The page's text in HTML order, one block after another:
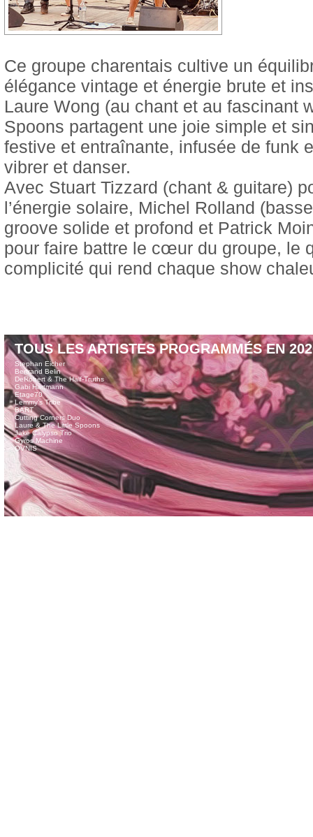
Ce groupe charentais cultive un
élégance vintage et énergie brute et
Laure Wong (au chant et au fascinant
Spoons partagent une joie simple et
festive et entraînante, infusée de funk
vibrer et danser.
Avec Stuart Tizzard (chant & guitare)
l’énergie solaire, Michel Rolland
groove solide et profond et Patrick
pour faire battre le cœur du groupe, le
complicité qui rend chaque show
TOUS LES ARTISTES PROGRAMMÉS EN
Stephan Eicher
Bertrand Belin
DeRobert & The Half-Truths
Gabi Hartmann
Etage70
Lemmy’s Tribe
BART
Cutting Corners Duo
Laure & The Little Spoons
Jake Calypso Trio
Gyros Machine
OVNIS